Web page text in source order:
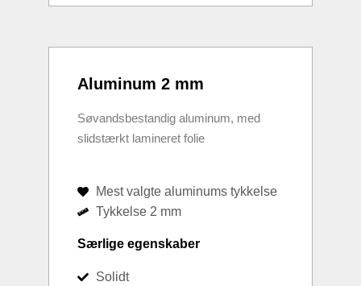
Aluminum 2 mm
Søvandsbestandig aluminum, med
slidstærkt lamineret folie
Mest valgte aluminums tykkelse
Tykkelse 2 mm
Særlige egenskaber
Solidt